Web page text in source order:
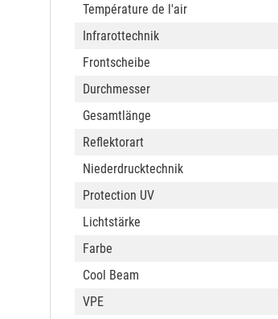
Température de l'air
Infrarottechnik
Frontscheibe
Durchmesser
Gesamtlänge
Reflektorart
Niederdrucktechnik
Protection UV
Lichtstärke
Farbe
Cool Beam
VPE